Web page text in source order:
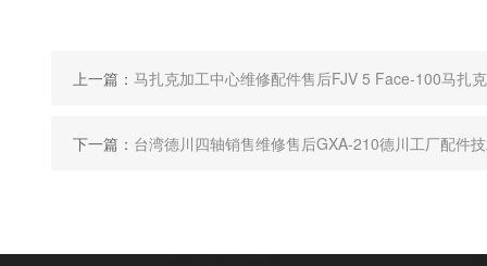
上一篇： 马扎克加工中心维修配件售后FJV 5 Face-100马扎克
下一篇： 台湾德川四轴销售维修售后GXA-210德川工厂配件